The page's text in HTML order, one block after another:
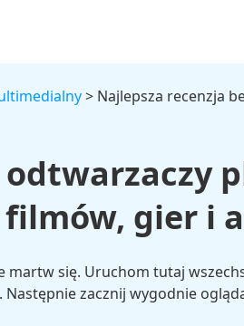
> Najlepsza recenzja
gier i
martw się. Uruchom tutaj
Następnie zacznij wygodnie